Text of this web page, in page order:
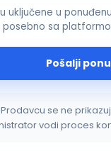
uključene u
sa
Pošalji
se ne
vodi proces